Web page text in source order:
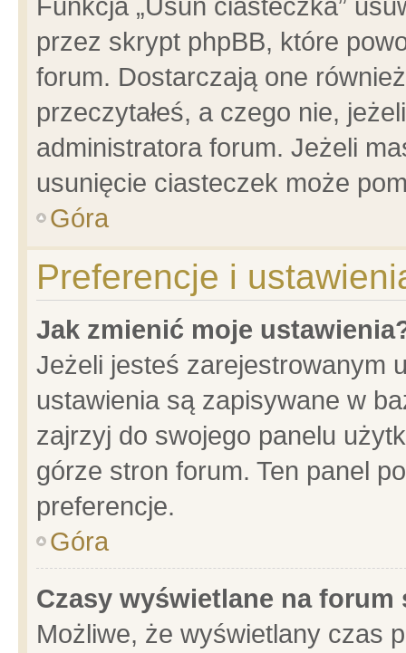
przez skrypt phpBB, które
forum. Dostarczają one
przeczytałeś, a czego nie,
administratora forum. Jeżeli
usunięcie ciasteczek może
Góra
Preferencje i
Jak zmienić moje
Jeżeli jesteś zarejestrowanym
ustawienia są zapisywane w
zajrzyj do swojego panelu
górze stron forum. Ten panel
preferencje.
Góra
Czasy wyświetlane na forum
Możliwe, że wyświetlany czas